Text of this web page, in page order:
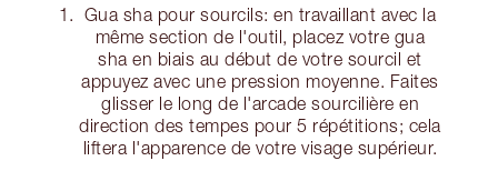
Gua sha pour sourcils: en travaillant avec la
même section de l'outil, placez votre gua
sha en biais au début de votre sourcil et
appuyez avec une pression moyenne. Faites
glisser le long de l'arcade sourcilière en
direction des tempes pour 5 répétitions; cela
liftera l'apparence de votre visage supérieur.